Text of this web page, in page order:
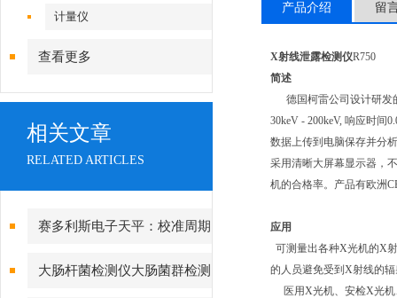
计量仪
查看更多
相关文章
RELATED ARTICLES
赛多利斯电子天平：校准周期
设定与期间核查方法
大肠杆菌检测仪大肠菌群检测
产品介绍 留
X射线泄露检测仪R750
简述
德国柯雷公司设计研发
30keV - 200keV, 响应时
数据上传到电脑保存并分
采用清晰大屏幕显示器，
机的合格率。产品有欧洲
应用
可测量出各种X光机的X
的人员避免受到X射线的
医用X光机、安检X光机